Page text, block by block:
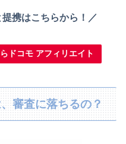
提携はこちらから！／
ドコモ アフィリエイト
審査に落ちるの？